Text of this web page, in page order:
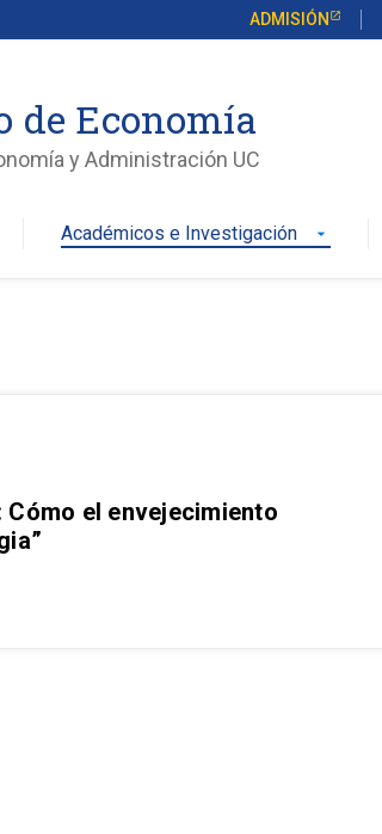
ADMISIÓN
de Economía
y Administración UC
Académicos e Investigación arrow_drop_down
el envejecimiento